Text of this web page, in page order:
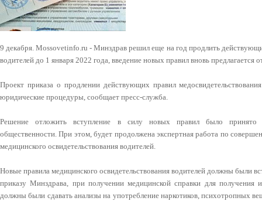
9 декабря. Mossovetinfo.ru - Минздрав решил еще на год продлить
водителей до 1 января 2022 года, введение новых правил вновь предлагается
Проект приказа о продлении действующих правил
юридические процедуры, сообщает пресс-служба.
Решение отложить вступление в силу новых правил было принято
общественности. При этом, будет продолжена экспертная работа по
медицинского освидетельствования водителей.
Новые правила медицинского освидетельствования водителей должны были
приказу Минздрава, при получении медицинской справки для получения
должны были сдавать анализы на употребление наркотиков, психотропных